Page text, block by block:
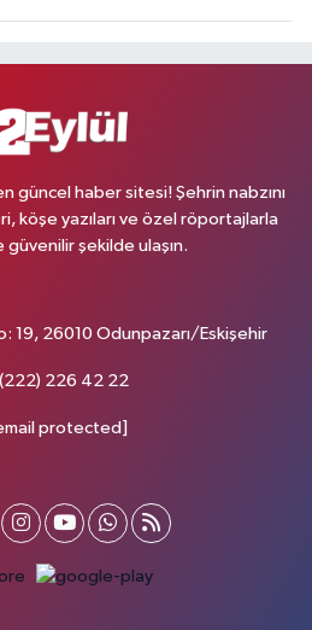
güncel haber sitesi! Şehrin nabzını
köşe yazıları ve özel röportajlarla
güvenilir şekilde ulaşın.
19, 26010 Odunpazarı/Eskişehir
226 42 22
protected]